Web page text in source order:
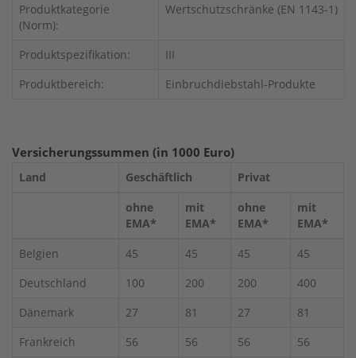
Produktkategorie
(Norm):
Wertschutzschränke (EN 1143-1)
Produktspezifikation:
III
Produktbereich:
Einbruchdiebstahl-Produkte
Versicherungssummen (in 1000 Euro)
Land Geschäftlich
Privat
ohne
EMA*
mit
EMA*
ohne
EMA*
mit
EMA*
Belgien
45 45 45
45
Deutschland
100 200 200
400
Dänemark
27 81 27
81
Frankreich
56 56 56
56